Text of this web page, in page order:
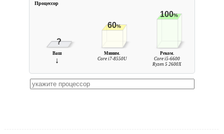
?
60%
100%
Ваш
↓
Миним.
Core i7-8550U
Реком.
Core i5-6600
Ryzen 5 2600X
Процессор